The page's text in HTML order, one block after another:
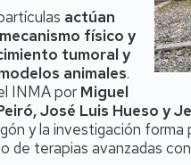
actúan
físico y
tumoral y
animales.
INMA por Miguel
José Luis Hueso y
y la investigación
de terapias avanzadas